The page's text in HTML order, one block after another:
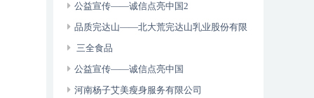
维权年主题
公益宣传——诚信点亮中国2
品质完达山——北大荒完达山乳业股份有限
公司三全食品
公益宣传——诚信点亮中国
河南杨子艾美瘦身服务有限公司